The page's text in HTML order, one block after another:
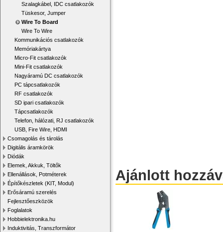
Szalagkábel, IDC csatlakozók
Tüskesor, Jumper
Wire To Board
Wire To Wire
Kommunikációs csatlakozók
Memóriakártya
Micro-Fit csatlakozók
Mini-Fit csatlakozók
Nagyáramú DC csatlakozók
PC tápcsatlakozók
RF csatlakozók
SD ipari csatlakozók
Tápcsatlakozók
Telefon, hálózati, RJ csatlakozók
USB, Fire Wire, HDMI
Csomagolás és tárolás
Digitális áramkörök
Diódák
Elemek, Akkuk, Töltők
Ellenállások, Potméterek
Építőkészletek (KIT, Modul)
Erősáramú szerelés
Fejlesztőeszközök
Foglalatok
Hobbielektronika.hu
Induktivitás, Transzformátor
Ajánlott